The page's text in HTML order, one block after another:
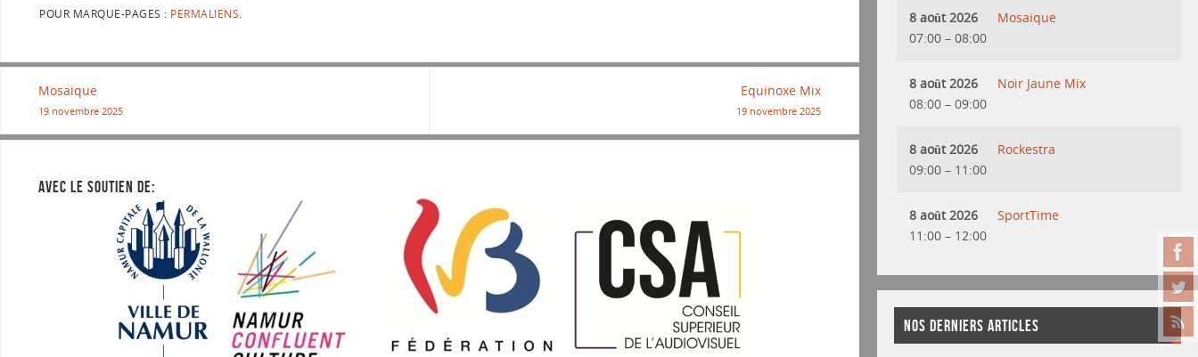
POUR MARQUE-PAGES : PERMALIENS
Mosaique
19 novembre 2025
Equinoxe Mix
19 novembre 2025
AVEC LE SOUTIEN DE:
8 août 2026
07:00 – 08:00
Mosaique
8 août 2026
08:00 – 09:00
Noir Jaune Mix
8 août 2026
09:00 – 11:00
Rockestra
8 août 2026
11:00 – 12:00
SportTime
NOS DERNIERS ARTICLES